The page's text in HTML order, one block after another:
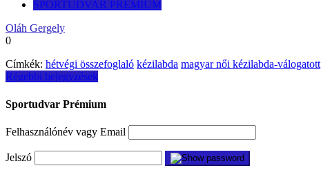
SPORTUDVAR PRÉMIUM
Oláh Gergely
0
Címkék: hétvégi összefoglaló kézilabda magyar női kézilabda-válogatott
Bejegyzés
navigáció
Régebbi bejegyzések
Sportudvar Prémium
Felhasználónév vagy Email
Jelszó